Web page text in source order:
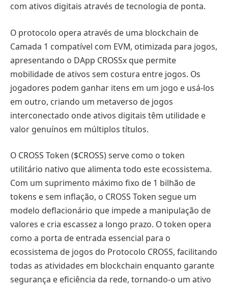
com ativos digitais através de tecnologia de ponta.
O protocolo opera através de uma blockchain de
Camada 1 compatível com EVM, otimizada para jogos,
apresentando o DApp CROSSx que permite
mobilidade de ativos sem costura entre jogos. Os
jogadores podem ganhar itens em um jogo e usá-los
em outro, criando um metaverso de jogos
interconectado onde ativos digitais têm utilidade e
valor genuínos em múltiplos títulos.
O CROSS Token ($CROSS) serve como o token
utilitário nativo que alimenta todo este ecossistema.
Com um suprimento máximo fixo de 1 bilhão de
tokens e sem inflação, o CROSS Token segue um
modelo deflacionário que impede a manipulação de
valores e cria escassez a longo prazo. O token opera
como a porta de entrada essencial para o
ecossistema de jogos do Protocolo CROSS, facilitando
todas as atividades em blockchain enquanto garante
segurança e eficiência da rede, tornando-o um ativo